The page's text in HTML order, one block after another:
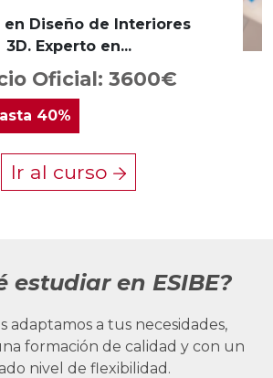
en Diseño de Interiores
3D. Experto en...
Oficial: 3600€
40%
Ir al curso
estudiar en ESIBE?
adaptamos a tus necesidades,
formación de calidad y con un
nivel de flexibilidad.